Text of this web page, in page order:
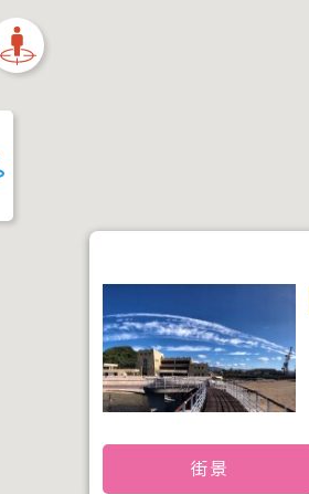
街景